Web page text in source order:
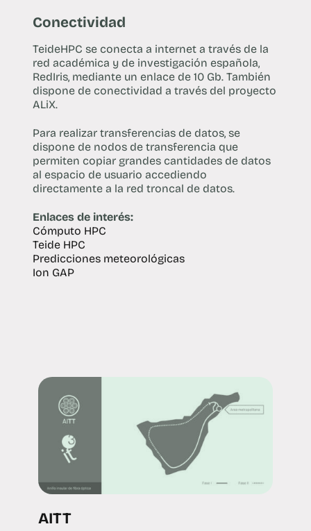
Conectividad
TeideHPC se conecta a internet a través de la
red académica y de investigación española,
RedIris, mediante un enlace de 10 Gb. También
dispone de conectividad a través del proyecto
ALiX.
Para realizar transferencias de datos, se
dispone de nodos de transferencia que
permiten copiar grandes cantidades de datos
al espacio de usuario accediendo
directamente a la red troncal de datos.
Enlaces de interés:
Cómputo HPC
Teide HPC
Predicciones meteorológicas
Ion GAP
AITT